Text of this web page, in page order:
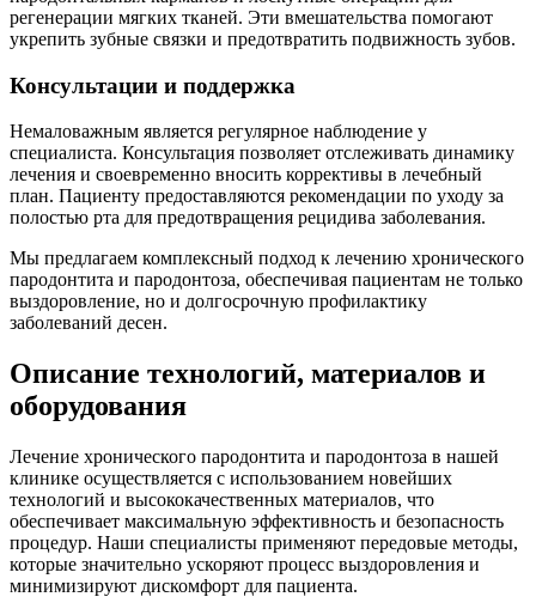
регенерации мягких тканей. Эти вмешательства помогают
укрепить зубные связки и предотвратить подвижность зубов.
Консультации и поддержка
Немаловажным является регулярное наблюдение у
специалиста. Консультация позволяет отслеживать динамику
лечения и своевременно вносить коррективы в лечебный
план. Пациенту предоставляются рекомендации по уходу за
полостью рта для предотвращения рецидива заболевания.
Мы предлагаем комплексный подход к лечению хронического
пародонтита и пародонтоза, обеспечивая пациентам не только
выздоровление, но и долгосрочную профилактику
заболеваний десен.
Описание технологий, материалов и
оборудования
Лечение хронического пародонтита и пародонтоза в нашей
клинике осуществляется с использованием новейших
технологий и высококачественных материалов, что
обеспечивает максимальную эффективность и безопасность
процедур. Наши специалисты применяют передовые методы,
которые значительно ускоряют процесс выздоровления и
минимизируют дискомфорт для пациента.